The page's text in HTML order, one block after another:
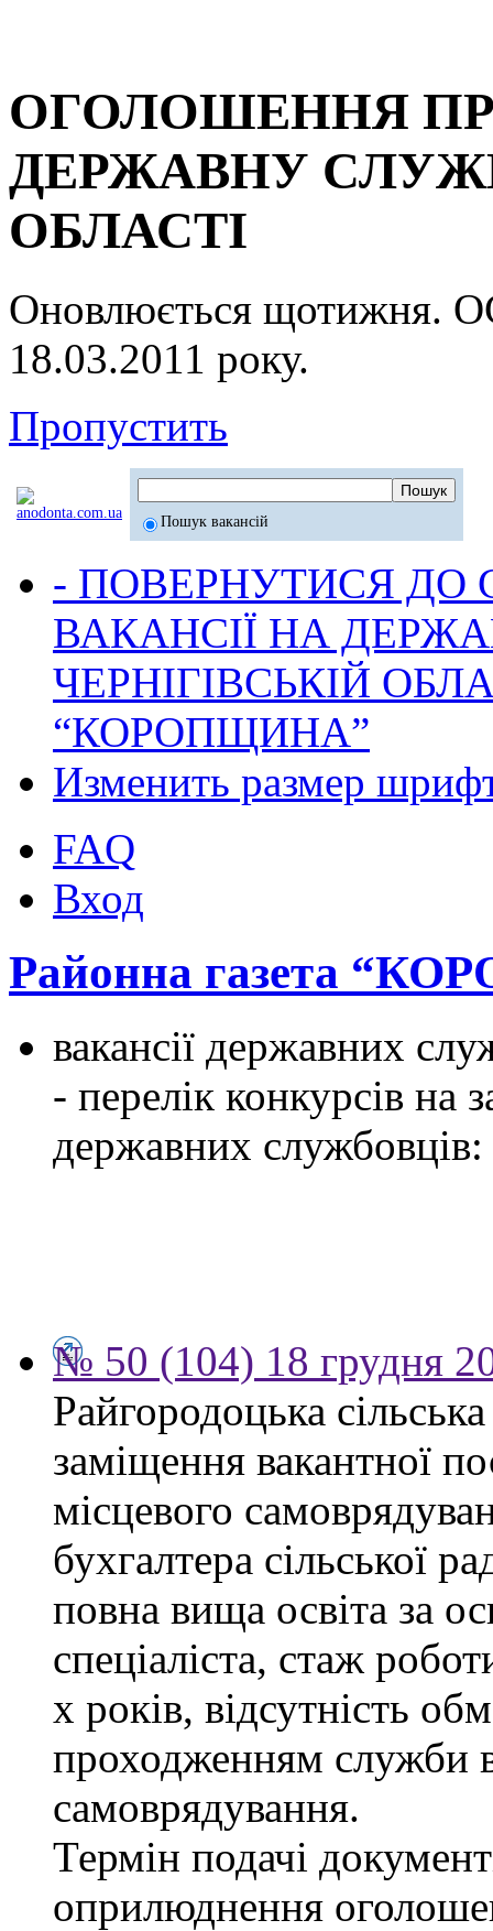
ОГОЛОШЕННЯ
ДЕРЖАВНУ
ОБЛАСТІ
Оновлюється
18.03.2011 року.
Пропустить
Пошук вакансій
- ПОВЕРНУТИСЯ ДО
ВАКАНСІЇ НА
ЧЕРНІГІВСЬКІЙ
“КОРОПЩИНА”
Изменить размер
FAQ
Вход
Районна газета
вакансії державних
- перелік конкурсів на
державних службовців:
№ 50 (104) 18 грудня
Райгородоцька
заміщення вакантної
місцевого
бухгалтера сільської
повна вища освіта за
спеціаліста, стаж
х років, відсутність
проходженням служби
самоврядування.
Термін подачі
оприлюднення